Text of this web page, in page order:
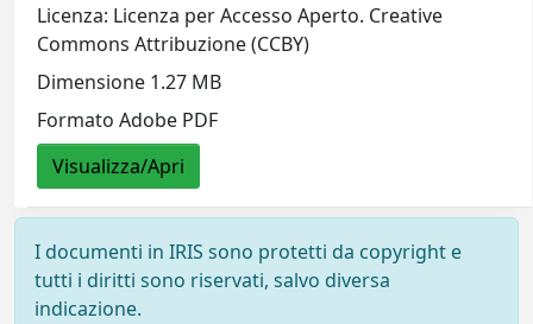
Licenza: Licenza per Accesso Aperto. Creative
Commons Attribuzione (CCBY)
Dimensione 1.27 MB
Formato Adobe PDF
Visualizza/Apri
I documenti in IRIS sono protetti da copyright e
tutti i diritti sono riservati, salvo diversa
indicazione.